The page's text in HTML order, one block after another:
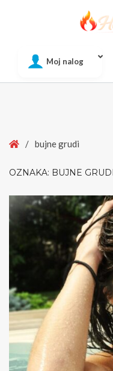
Moj nalog
Home
/ bujne grudi
OZNAKA: BUJNE GRUDI